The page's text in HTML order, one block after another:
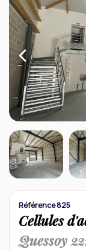
Cession
Notre
Contact
Référence 825
Cellules
Quessoy